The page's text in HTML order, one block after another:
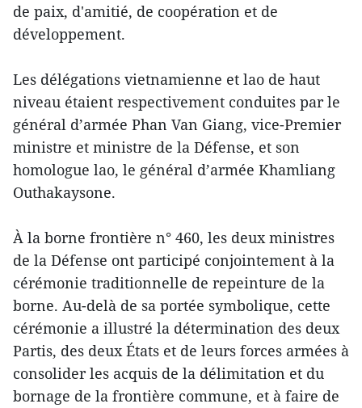
de paix, d'amitié, de coopération et de
développement.
Les délégations vietnamienne et lao de haut
niveau étaient respectivement conduites par le
général d’armée Phan Van Giang, vice-Premier
ministre et ministre de la Défense, et son
homologue lao, le général d’armée Khamliang
Outhakaysone.
À la borne frontière n° 460, les deux ministres
de la Défense ont participé conjointement à la
cérémonie traditionnelle de repeinture de la
borne. Au-delà de sa portée symbolique, cette
cérémonie a illustré la détermination des deux
Partis, des deux États et de leurs forces armées à
consolider les acquis de la délimitation et du
bornage de la frontière commune, et à faire de